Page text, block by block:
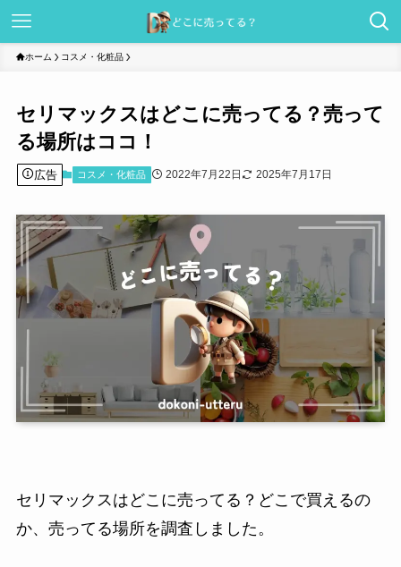
ホーム コスメ・化粧品
セリマックスはどこに売ってる？売って
る場所はココ！
広告 コスメ・化粧品 2022年7月22日 2025年7月17日
セリマックスはどこに売ってる？どこで買えるの
か、売ってる場所を調査しました。